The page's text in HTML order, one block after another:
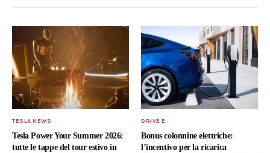
TESLA NEWS
Tesla Power Your Summer 2026:
tutte le tappe del tour estivo in
DRIVE E
Bonus colonnine elettriche:
l’incentivo per la ricarica